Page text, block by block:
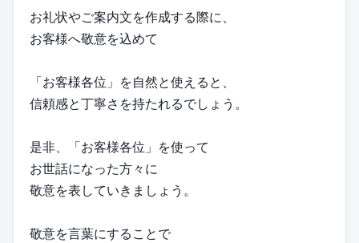
お礼状やご案内文を作成する際に、
お客様へ敬意を込めて
「お客様各位」を自然と使えると、
信頼感と丁寧さを持たれるでしょう。
是非、「お客様各位」を使って
お世話になった方々に
敬意を表していきましょう。
敬意を言葉にすることで